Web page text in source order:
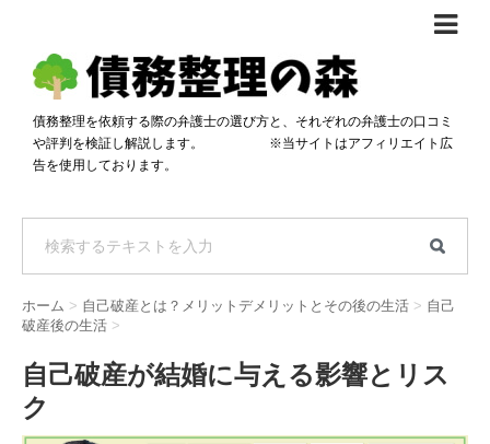
債務整理体験談
おすすめ
料金比較
自己破産・個人再生料金比較
過払い金料金比較
専門家の選び方
料金で選ぶ
分割・後払い可で選ぶ
着手金無料で選ぶ
法律事務所の方へ
匿名借金相談
債務整理を依頼する際の弁護士の選び方と、それぞれの弁護士の口コミ
や評判を検証し解説します。 ※当サイトはアフィリエイト広
告を使用しております。
ホーム > 自己破産とは？メリットデメリットとその後の生活 > 自己
破産後の生活 >
自己破産が結婚に与える影響とリス
ク